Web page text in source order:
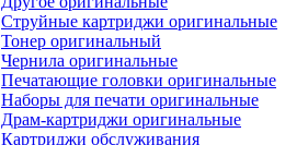
Струйные картриджи оригинальные
Тонер оригинальный
Чернила оригинальные
Печатающие головки оригинальные
Наборы для печати оригинальные
Драм-картриджи оригинальные
Картриджи обслуживания